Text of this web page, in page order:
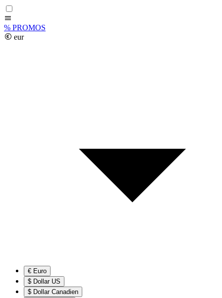
% PROMOS
eur
€ Euro
$ Dollar US
$ Dollar Canadien